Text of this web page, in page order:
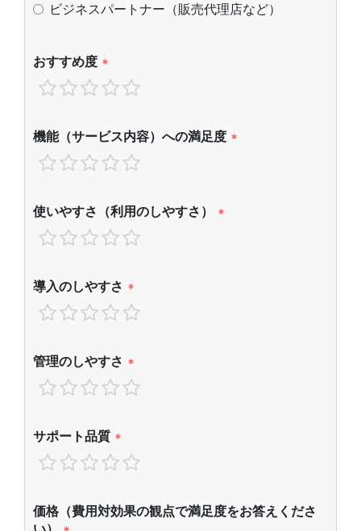
ビジネスパートナー（販売代理店など）
おすすめ度 *
機能（サービス内容）への満足度 *
使いやすさ（利用のしやすさ） *
導入のしやすさ *
管理のしやすさ *
サポート品質 *
価格（費用対効果の観点で満足度をお答えくださ